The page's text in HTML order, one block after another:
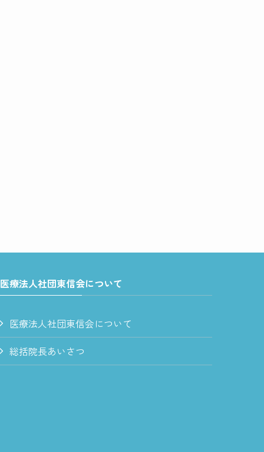
医療法人社団東信会について
医療法人社団東信会について
総括院長あいさつ